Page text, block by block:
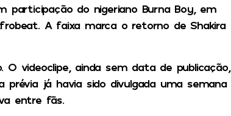
participação do nigeriano Burna Boy, em
A faixa marca o retorno de Shakira
videoclipe, ainda sem data de publicação,
prévia já havia sido divulgada uma semana
entre fãs.